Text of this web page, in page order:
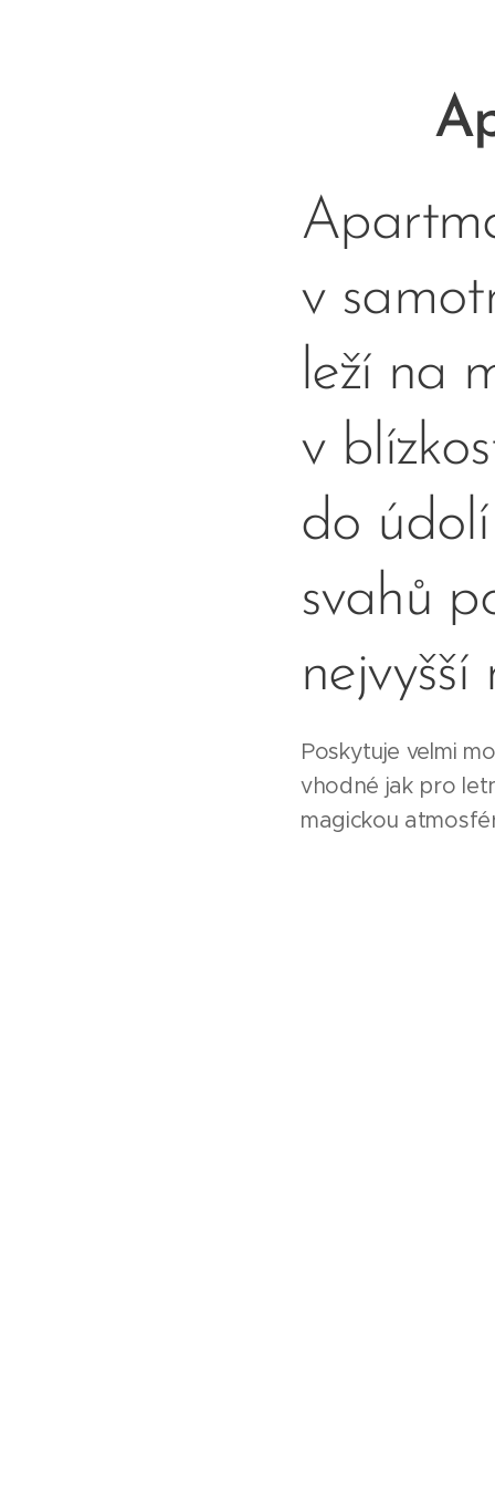
v
leží na
v
do
svahů
Poskytuje velmi
vhodné jak pro
magickou